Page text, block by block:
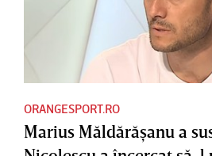
ORANGESPORT.RO
Marius Măldărăşanu a